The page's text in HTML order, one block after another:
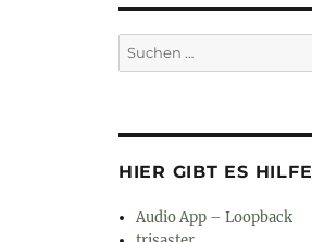
Suchen
nach:
HIER GIBT ES HILFE
Audio App – Loopback